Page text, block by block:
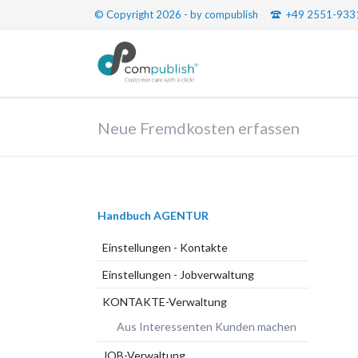
© Copyright 2026 - by compublish +49 2551-
Neue Fremdkosten erfassen
Navigation
Handbuch AGENTUR
Einstellungen - Kontakte
Einstellungen - Jobverwaltung
KONTAKTE-Verwaltung
Aus Interessenten Kunden machen
JOB-Verwaltung